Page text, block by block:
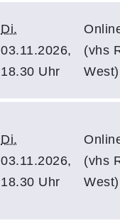
Di.
03.11.2026,
18.30 Uhr
(vhs
West)
Di.
03.11.2026,
18.30 Uhr
(vhs
West)